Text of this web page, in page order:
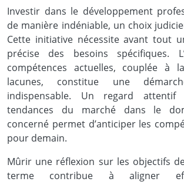
Investir dans le développement
de manière indéniable, un choix
Cette initiative nécessite avant tout
précise des besoins spécifiques.
compétences actuelles, couplée à
lacunes, constitue une
indispensable. Un regard
tendances du marché dans le
concerné permet d’anticiper les
pour demain.
Mûrir une réflexion sur les objectifs
terme contribue à aligner